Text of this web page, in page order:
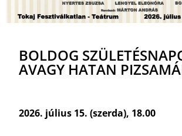
BOLDOG
AVAGY HATAN
2026. július 15. (szerda), 18.00